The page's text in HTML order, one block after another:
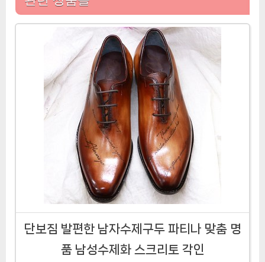
단보짐 발편한 남자수제구두 파티나 맞춤 명
품 남성수제화 스크리토 각인